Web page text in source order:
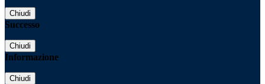
Chiudi
Successo
Chiudi
Informazione
Chiudi